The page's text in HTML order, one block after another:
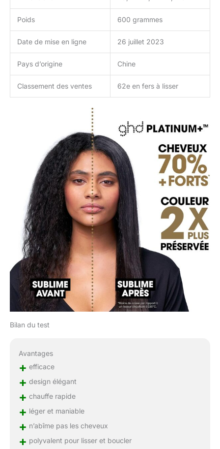
Poids 600 grammes
Date de mise en ligne 26 juillet 2023
Pays d’origine Chine
Classement des ventes 62e en fers à lisser
Bilan du test
Avantages
+ efficace
+ design élégant
+ chauffe rapide
+ léger et maniable
+ n’abîme pas les cheveux
+ polyvalent pour lisser et boucler